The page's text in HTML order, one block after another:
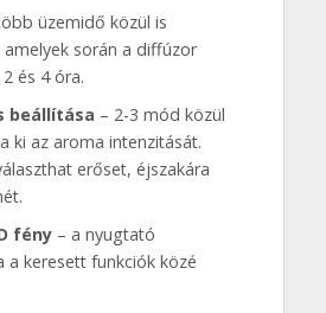
üzemidő közül is
amelyek során a diffúzor
és 4 óra.
beállítása – 2-3 mód közül
ki az aroma intenzitását.
erőset, éjszakára
fény– a nyugtató
a keresett funkciók közé